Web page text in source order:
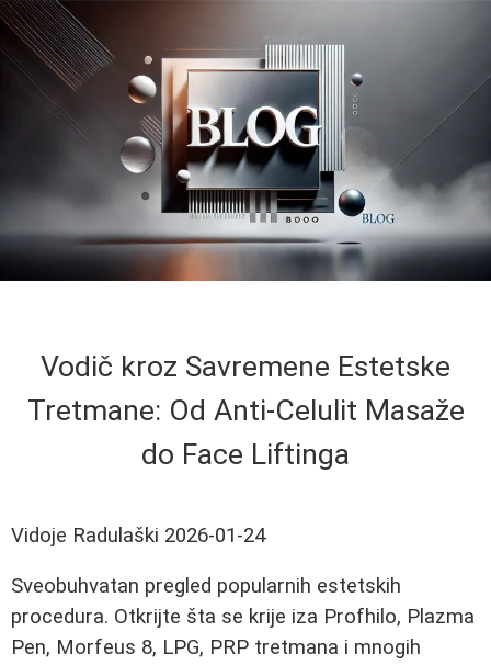
Vodič kroz Savremene Estetske
Tretmane: Od Anti-Celulit Masaže
do Face Liftinga
Vidoje Radulaški 2026-01-24
Sveobuhvatan pregled popularnih estetskih
procedura. Otkrijte šta se krije iza Profhilo, Plazma
Pen, Morfeus 8, LPG, PRP tretmana i mnogih